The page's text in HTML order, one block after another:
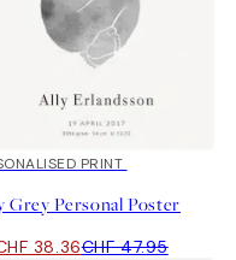
PRINT
Grey Personal Poster
38.36CHF 47.95